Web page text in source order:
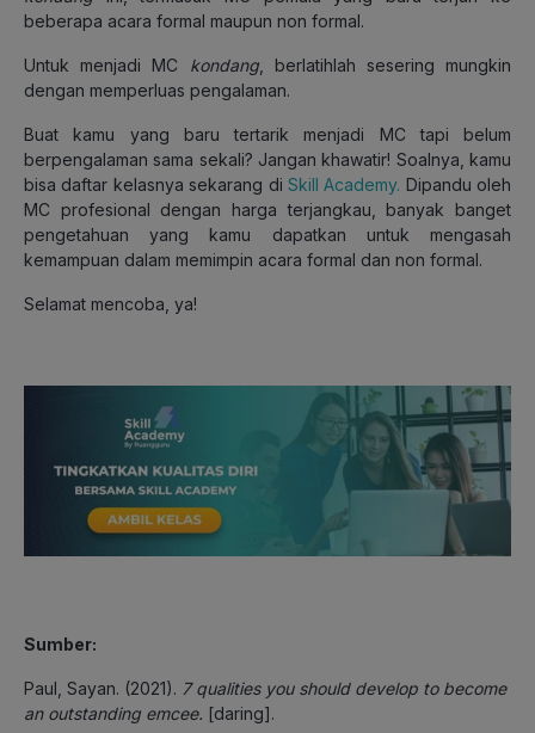
beberapa acara formal maupun non formal.
Untuk menjadi MC kondang, berlatihlah sesering mungkin
dengan memperluas pengalaman.
Buat kamu yang baru tertarik menjadi MC tapi belum
berpengalaman sama sekali? Jangan khawatir! Soalnya, kamu
bisa daftar kelasnya sekarang di Skill Academy. Dipandu oleh
MC profesional dengan harga terjangkau, banyak banget
pengetahuan yang kamu dapatkan untuk mengasah
kemampuan dalam memimpin acara formal dan non formal.
Selamat mencoba, ya!
Sumber:
Paul, Sayan. (2021). 7 qualities you should develop to become
an outstanding emcee. [daring].